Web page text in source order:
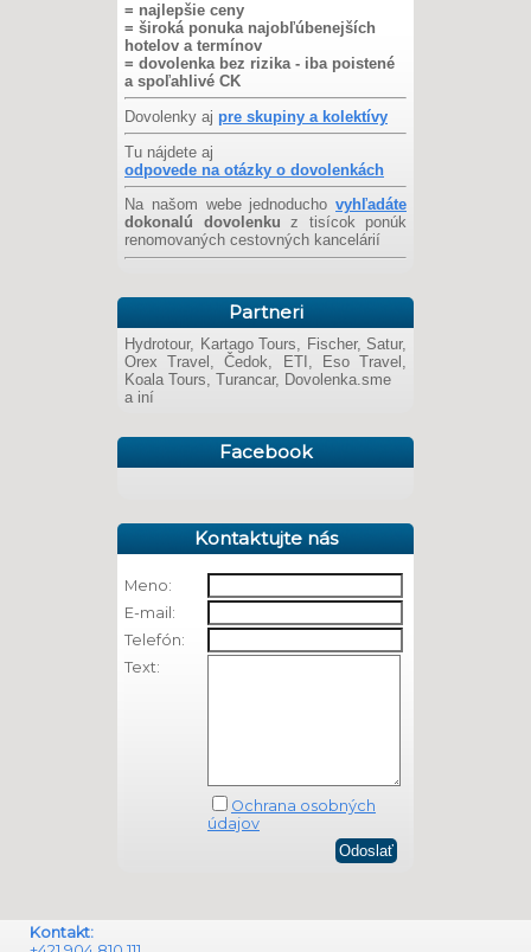
= najlepšie ceny
= široká ponuka najobľúbenejších
hotelov a termínov
= dovolenka bez rizika - iba poistené
a spoľahlivé CK
Dovolenky aj pre skupiny a kolektívy
Tu nájdete aj
odpovede na otázky o dovolenkách
Na našom webe jednoducho vyhľadáte
dokonalú dovolenku z tisícok ponúk
renomovaných cestovných kancelárií
Partneri
Hydrotour, Kartago Tours, Fischer, Satur,
Orex Travel, Čedok, ETI, Eso Travel,
Koala Tours, Turancar, Dovolenka.sme
a iní
Facebook
Kontaktujte nás
Meno:
E-mail:
Telefón:
Text:
Ochrana osobných
údajov
Kontakt: